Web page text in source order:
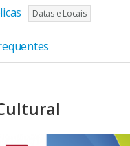
Datas e Locais